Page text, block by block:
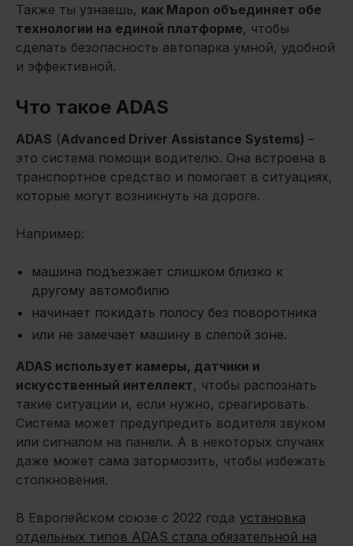
Также ты узнаешь, как Mapon объединяет обе
технологии на единой платформе, чтобы
сделать безопасность автопарка умной, удобной
и эффективной.
Что такое ADAS
ADAS (Advanced Driver Assistance Systems) –
это система помощи водителю. Она встроена в
транспортное средство и помогает в ситуациях,
которые могут возникнуть на дороге.
Например:
машина подъезжает слишком близко к
другому автомобилю
начинает покидать полосу без поворотника
или не замечает машину в слепой зоне.
ADAS использует камеры, датчики и
искусственный интеллект, чтобы распознать
такие ситуации и, если нужно, среагировать.
Система может предупредить водителя звуком
или сигналом на панели. А в некоторых случаях
даже может сама затормозить, чтобы избежать
столкновения.
В Европейском союзе с 2022 года установка
отдельных типов ADAS стала обязательной на